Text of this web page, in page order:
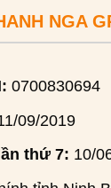
NGA
0700830694
09/2019
thứ 7: 10/